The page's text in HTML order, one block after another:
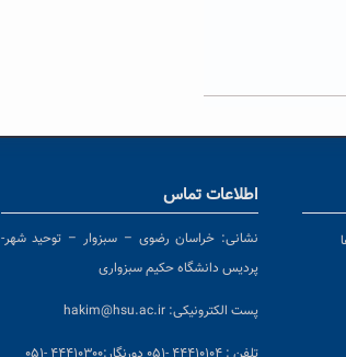
اطلاعات تماس
نشانی: خراسان رضوی – سبزوار – توحید شهر-
پردیس دانشگاه حکیم سبزواری
پست الکترونیکی: hakim@hsu.ac.ir